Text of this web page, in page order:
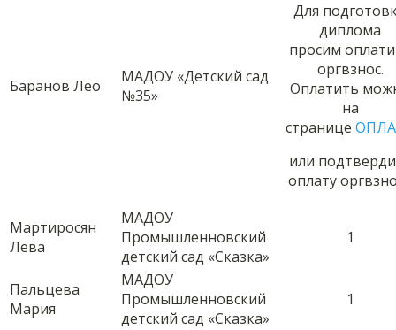
Баранов Лео
МАДОУ «Детский сад
№35»
Для
диплома
просим
оргвзнос.
Оплатить
на
странице
или
оплату
Мартиросян
Лева
МАДОУ
Промышленновский
детский сад «Сказка»
1
Пальцева
Мария
МАДОУ
Промышленновский
детский сад «Сказка»
1